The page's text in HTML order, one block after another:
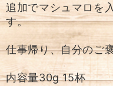
追加でマシュマロを
す。
仕事帰り、自分のご
内容量30g 15杯